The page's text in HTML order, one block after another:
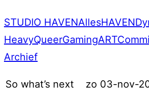
STUDIO HAVENAllesHAVEN
HeavyQueerGamingART
Archief
So what’s next zo 03-nov-